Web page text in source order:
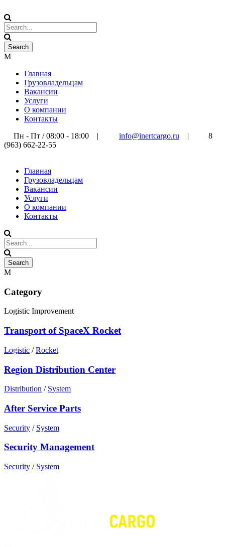
Главная
Грузовладельцам
Вакансии
Услуги
О компании
Контакты
Пн - Пт / 08:00 - 18:00
| info@inertcargo.ru |
8
(963) 662-22-55
Главная
Грузовладельцам
Вакансии
Услуги
О компании
Контакты
Category
Logistic Improvement
Transport of SpaceX Rocket
Logistic / Rocket
Region Distribution Center
Distribution / System
After Service Parts
Security / System
Security Management
Security / System